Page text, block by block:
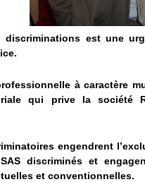
est une
à caractère
qui prive la société
engendrent
SAS discriminés et
et conventionnelles.